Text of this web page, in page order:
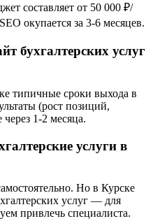
составляет от 50 000 ₽/
окупается за 3-6 месяцев.
бухгалтерских услуг
типичные сроки выхода в
(рост позиций,
1-2 месяца.
услуги в
Но в Курске
услуг — для
привлечь специалиста.